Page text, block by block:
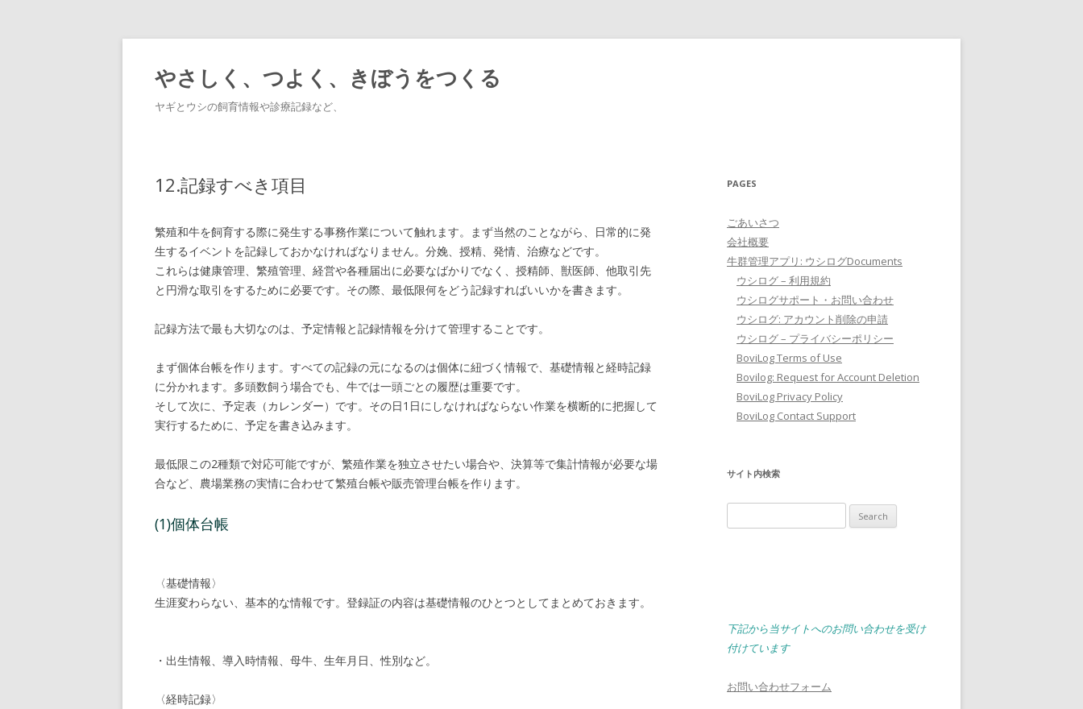
やさしく、つよく、きぼうをつくる
ヤギとウシの飼育情報や診療記録など、
12.記録すべき項目
繁殖和牛を飼育する際に発生する事務作業について触れます。まず当然のことながら、日常的に発
生するイベントを記録しておかなければなりません。分娩、授精、発情、治療などです。
これらは健康管理、繁殖管理、経営や各種届出に必要なばかりでなく、授精師、獣医師、他取引先
と円滑な取引をするために必要です。その際、最低限何をどう記録すればいいかを書きます。
記録方法で最も大切なのは、予定情報と記録情報を分けて管理することです。
まず個体台帳を作ります。すべての記録の元になるのは個体に紐づく情報で、基礎情報と経時記録
に分かれます。多頭数飼う場合でも、牛では一頭ごとの履歴は重要です。
そして次に、予定表（カレンダー）です。その日1日にしなければならない作業を横断的に把握して
実行するために、予定を書き込みます。
最低限この2種類で対応可能ですが、繁殖作業を独立させたい場合や、決算等で集計情報が必要な場
合など、農場業務の実情に合わせて繁殖台帳や販売管理台帳を作ります。
(1)個体台帳
〈基礎情報〉
生涯変わらない、基本的な情報です。登録証の内容は基礎情報のひとつとしてまとめておきます。
・出生情報、導入時情報、母牛、生年月日、性別など。
〈経時記録〉
PAGES
ごあいさつ
会社概要
牛群管理アプリ: ウシログDocuments
ウシログ – 利用規約
ウシログサポート・お問い合わせ
ウシログ: アカウント削除の申請
ウシログ – プライバシーポリシー
BoviLog Terms of Use
Bovilog: Request for Account Deletion
BoviLog Privacy Policy
BoviLog Contact Support
サイト内検索
for:
下記から当サイトへのお問い合わせを受け
付けています
お問い合わせフォーム